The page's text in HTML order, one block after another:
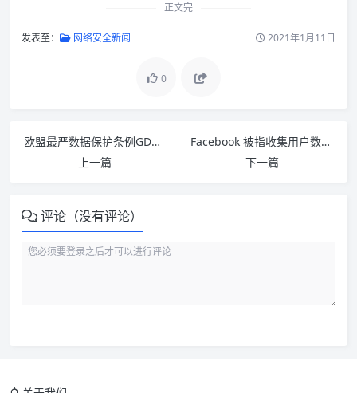
正文完
发表至： 网络安全新闻 2021年1月11日
0
欧盟最严数据保护条例GDPR今日生效 官员:违反将严惩不贷
上一篇
Facebook 被指收集用户数据：通过照片和文本
下一篇
评论（没有评论）